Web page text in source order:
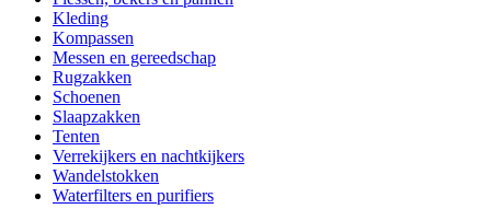
Kleding
Kompassen
Messen en gereedschap
Rugzakken
Schoenen
Slaapzakken
Tenten
Verrekijkers en nachtkijkers
Wandelstokken
Waterfilters en purifiers